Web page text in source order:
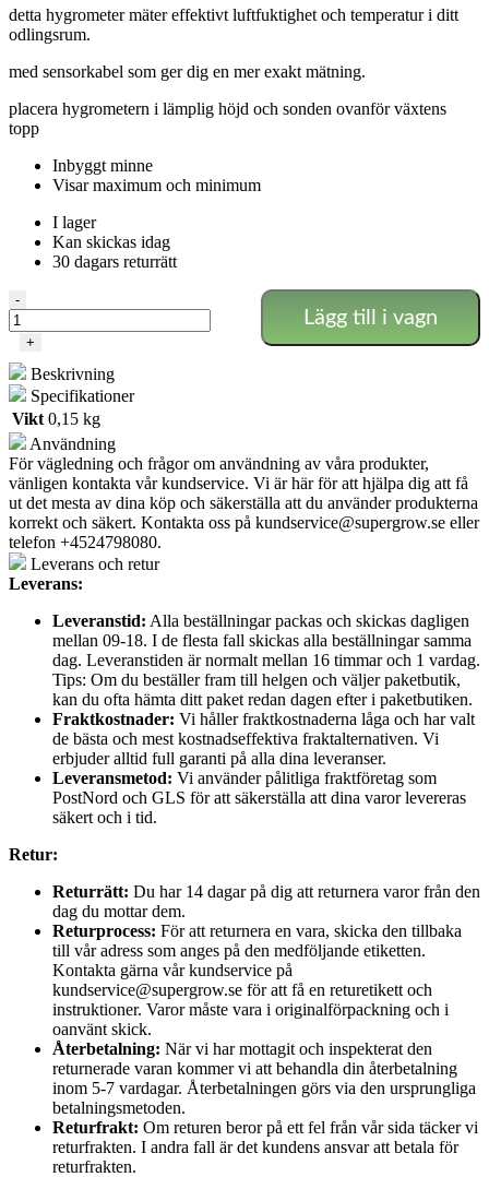
detta hygrometer mäter effektivt luftfuktighet och temperatur i ditt
odlingsrum.
med sensorkabel som ger dig en mer exakt mätning.
placera hygrometern i lämplig höjd och sonden ovanför växtens
topp
Inbyggt minne
Visar maximum och minimum
I lager
Kan skickas idag
30 dagars returrätt
Digital
Hygrometer
med
mängd
-
+
Lägg till i vagn
Beskrivning
Specifikationer
Vikt 0,15 kg
Användning
För vägledning och frågor om användning av våra produkter,
vänligen kontakta vår kundservice. Vi är här för att hjälpa dig att få
ut det mesta av dina köp och säkerställa att du använder produkterna
korrekt och säkert. Kontakta oss på kundservice@supergrow.se eller
telefon +4524798080.
Leverans och retur
Leverans:
Leveranstid: Alla beställningar packas och skickas dagligen
mellan 09-18. I de flesta fall skickas alla beställningar samma
dag. Leveranstiden är normalt mellan 16 timmar och 1 vardag.
Tips: Om du beställer fram till helgen och väljer paketbutik,
kan du ofta hämta ditt paket redan dagen efter i paketbutiken.
Fraktkostnader: Vi håller fraktkostnaderna låga och har valt
de bästa och mest kostnadseffektiva fraktalternativen. Vi
erbjuder alltid full garanti på alla dina leveranser.
Leveransmetod: Vi använder pålitliga fraktföretag som
PostNord och GLS för att säkerställa att dina varor levereras
säkert och i tid.
Retur:
Returrätt: Du har 14 dagar på dig att returnera varor från den
dag du mottar dem.
Returprocess: För att returnera en vara, skicka den tillbaka
till vår adress som anges på den medföljande etiketten.
Kontakta gärna vår kundservice på
kundservice@supergrow.se för att få en returetikett och
instruktioner. Varor måste vara i originalförpackning och i
oanvänt skick.
Återbetalning: När vi har mottagit och inspekterat den
returnerade varan kommer vi att behandla din återbetalning
inom 5-7 vardagar. Återbetalningen görs via den ursprungliga
betalningsmetoden.
Returfrakt: Om returen beror på ett fel från vår sida täcker vi
returfrakten. I andra fall är det kundens ansvar att betala för
returfrakten.